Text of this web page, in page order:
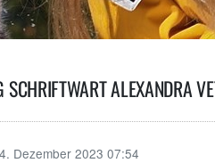
SCHRIFTWART ALEXANDRA
Dezember 2023 07:54